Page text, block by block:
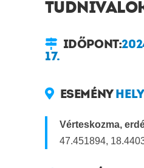
IDŐPONT:
17.
ESEMÉNY
Vérteskozma,
47.451894,